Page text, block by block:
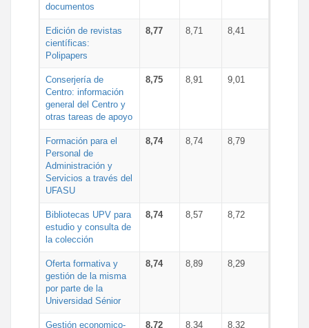
documentos
Edición de revistas
científicas:
Polipapers
8,77 8,71 8,41
Conserjería de
Centro: información
general del Centro y
otras tareas de apoyo
8,75 8,91 9,01
Formación para el
Personal de
Administración y
Servicios a través del
UFASU
8,74 8,74 8,79
Bibliotecas UPV para
estudio y consulta de
la colección
8,74 8,57 8,72
Oferta formativa y
gestión de la misma
por parte de la
Universidad Sénior
8,74 8,89 8,29
Gestión economico- 8,72 8,34 8,32